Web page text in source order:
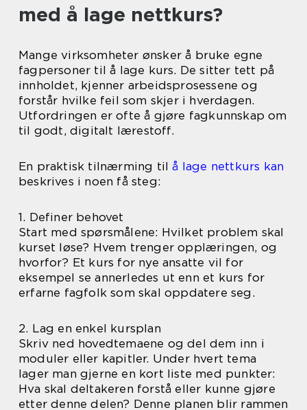
med å lage nettkurs?
Mange virksomheter ønsker å bruke egne
fagpersoner til å lage kurs. De sitter tett på
innholdet, kjenner arbeidsprosessene og
forstår hvilke feil som skjer i hverdagen.
Utfordringen er ofte å gjøre fagkunnskap om
til godt, digitalt lærestoff.
En praktisk tilnærming tilå lage nettkurs kan
beskrives i noen få steg:
1. Definer behovet
Start med spørsmålene: Hvilket problem skal
kurset løse? Hvem trenger opplæringen, og
hvorfor? Et kurs for nye ansatte vil for
eksempel se annerledes ut enn et kurs for
erfarne fagfolk som skal oppdatere seg.
2. Lag en enkel kursplan
Skriv ned hovedtemaene og del dem inn i
moduler eller kapitler. Under hvert tema
lager man gjerne en kort liste med punkter:
Hva skal deltakeren forstå eller kunne gjøre
etter denne delen? Denne planen blir rammen